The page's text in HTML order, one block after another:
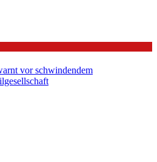
vor schwindendem